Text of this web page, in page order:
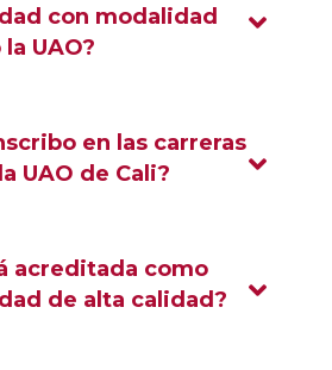
con modalidad
UAO?
en las carreras
UAO de Cali?
acreditada como
de alta calidad?